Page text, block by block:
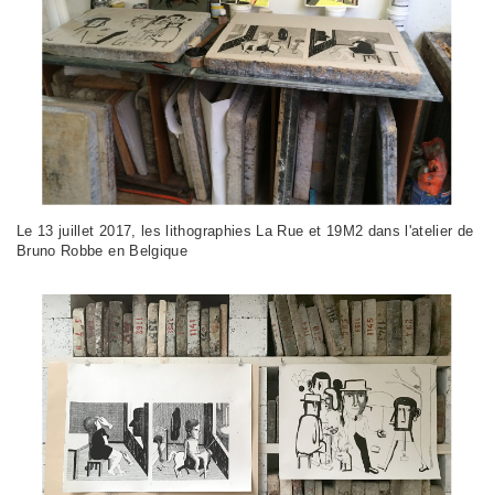
Le 13 juillet 2017, les lithographies La Rue et 19M2 dans l'atelier de
Bruno Robbe en Belgique